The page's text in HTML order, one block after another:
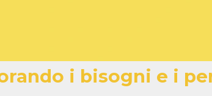
i bisogni e i